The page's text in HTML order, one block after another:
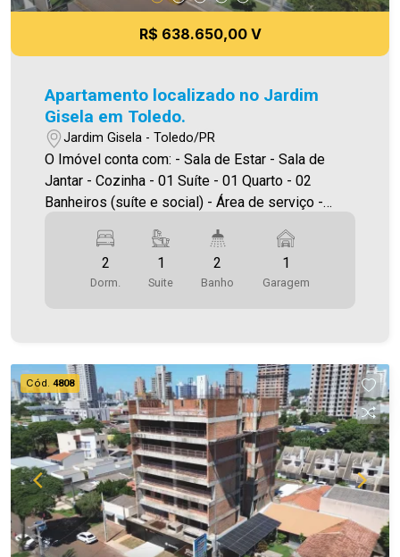
R$ 638.650,00 V
Apartamento localizado no Jardim
Gisela em Toledo.
Jardim Gisela - Toledo/PR
O Imóvel conta com: - Sala de Estar - Sala de
Jantar - Cozinha - 01 Suíte - 01 Quarto - 02
Banheiros (suíte e social) - Área de serviço -
*Edifício com elevador, salão de festas, piscina,
academia e espaço kids. Área Privativa 74,00m²
A Imobiliária Ativa possui hoje uma das maiores
uma visita! Imobiliária Ativa | Sinta-se em casa! -
As informações aqui prestadas são verdadeiras,
todavia, reservamo-nos o direito de corrigir
qualquer erro de digitação e/ou ortografia, bem
como alteração dos preços e imagens. Fotos
meramente ilustrativas
2
Dorm.
1
Suite
2
Banho
1
Garagem
Cód. 4808